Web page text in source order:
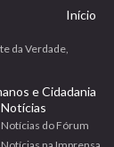
Início
da Verdade,
e Cidadania
Notícias
Notícias do Fórum